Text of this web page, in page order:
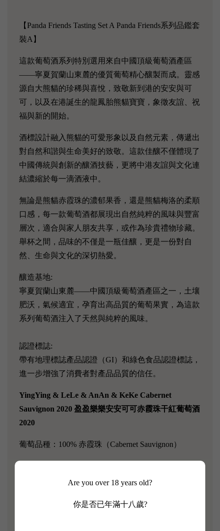
Are you over 18 years old?
你是否已年滿十八歲?
【Panda Friends Tasting Set A Panda Friends系列品鑑套
裝A】
這款葡萄酒系列特別選用來自中國頂級葡萄酒產區
——寧夏賀蘭山東麓的優質葡萄精心釀製而成。靈感
源自大熊貓的珍稀與喜悅，致敬新到港的安安與可
可，以及在港誕生的龍鳳胎熊貓寶寶，象徵友誼、祝
福與新的開始。
酒標設計融入熊貓的可愛形象以及自然元素，傳遞出
對自然和諧與生命美好的致敬。這款佳釀不僅體現了
中國傳統與創新的釀酒技藝，更將中港友誼與文化連
結濃縮於每一滴酒液中。
無論是熊貓赤霞珠的濃郁果香，還是熊貓梅洛的柔順
口感，每一款葡萄酒都展現出自然純粹的風味與豐富
層次，適合與家人朋友共享，或作為珍貴禮物珍藏。
舉杯之間，品味的不僅是一瓶佳釀，更是一份對自
然、生命與文化的深切熱愛。
釀造基地:
寧夏賀蘭山東麓——中國頂級葡萄酒產區之一，土壤
肥沃，氣候適宜，孕育出高品質的葡萄果實，為這款
系列葡萄酒注入了天然與純粹的風味。
認證標誌:
帶有地理標誌產品認證（GI）和綠色食品認證標誌，
進一步增強了消費者對產品品質的信任。
YingYing & LeLe & AnAn & KeKe Cabernet
Sauvignon 2020 盈盈樂樂安安可可赤霞珠干紅葡萄酒
2020
葡萄品種：100% 赤霞珠（Cabernet Sauvignon）
香味：黑色水果香氣、漿果等濃郁水果香氣，伴隨著
淡淡橡木桶的氣味。